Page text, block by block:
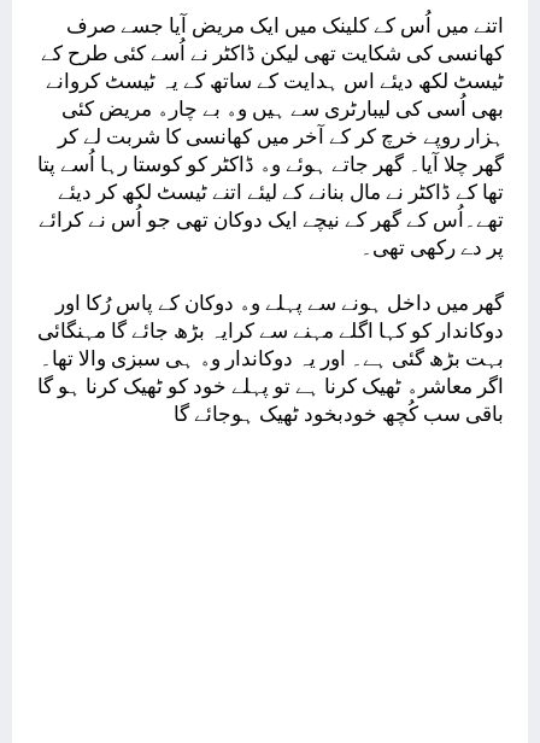
ﺍﺗﻨﮯ ﻣﯿﮟ ﺍُﺱ ﮐﮯ ﮐﻠﯿﻨﮏ ﻣﯿﮟ ﺍﯾﮏ ﻣﺮﯾﺾ ﺁﯾﺎ ﺟﺴﮯ ﺻﺮﻑ
ﮐﮭﺎﻧﺴﯽ ﮐﯽ ﺷﮑﺎﯾﺖ ﺗﮭﯽ ﻟﯿﮑﻦ ﮈﺍﮐﭩﺮ ﻧﮯ ﺍُﺳﮯ ﮐﺌﯽ ﻃﺮﺡ ﮐﮯ
ﭨﯿﺴﭧ ﻟﮑﮫ ﺩﯾﺌﮯ ﺍﺱ ﮨﺪﺍﯾﺖ ﮐﮯ ﺳﺎﺗﮫ ﮐﮯ ﯾﮧ ﭨﯿﺴﭧ ﮐﺮﻭﺍﻧﮯ
ﺑﮭﯽ ﺍُﺳﯽ ﮐﯽ ﻟﯿﺒﺎﺭﭨﺮﯼ ﺳﮯ ﮨﯿﮟ ﻭﮦ ﺑﮯ ﭼﺎﺭﮦ ﻣﺮﯾﺾ ﮐﺌﯽ
ﮨﺰﺍﺭ ﺭﻭﭘﮯ ﺧﺮﭺ ﮐﺮ ﮐﮯ ﺁﺧﺮ ﻣﯿﮟ ﮐﮭﺎﻧﺴﯽ ﮐﺎ ﺷﺮﺑﺖ ﻟﮯ ﮐﺮ
ﮔﮭﺮ ﭼﻼ ﺁﯾﺎ۔ ﮔﮭﺮ ﺟﺎﺗﮯ ﮨﻮﺋﮯ ﻭﮦ ﮈﺍﮐﭩﺮ ﮐﻮ ﮐﻮﺳﺘﺎ ﺭﮨﺎ ﺍُﺳﮯ ﭘﺘﺎ
ﺗﮭﺎ ﮐﮯ ﮈﺍﮐﭩﺮ ﻧﮯ ﻣﺎﻝ ﺑﻨﺎﻧﮯ ﮐﮯ ﻟﯿﺌﮯ ﺍﺗﻨﮯ ﭨﯿﺴﭧ ﻟﮑﮫ ﮐﺮ ﺩﯾﺌﮯ
ﺗﮭﮯ۔ﺍُﺱ ﮐﮯ ﮔﮭﺮ ﮐﮯ ﻧﯿﭽﮯ ﺍﯾﮏ ﺩﻭﮐﺎﻥ ﺗﮭﯽ ﺟﻮ ﺍُﺱ ﻧﮯ ﮐﺮﺍﺋﮯ
ﭘﺮ ﺩﮮ ﺭﮐﮭﯽ ﺗﮭﯽ۔
ﮔﮭﺮ ﻣﯿﮟ ﺩﺍﺧﻞ ﮨﻮﻧﮯ ﺳﮯ ﭘﮩﻠﮯ ﻭﮦ ﺩﻭﮐﺎﻥ ﮐﮯ ﭘﺎﺱ ﺭُﮐﺎ ﺍﻭﺭ
ﺩﻭﮐﺎﻧﺪﺍﺭ ﮐﻮ ﮐﮩﺎ ﺍﮔﻠﮯ ﻣﮩﻨﮯ ﺳﮯ ﮐﺮﺍﯾﮧ ﺑﮍﮪ ﺟﺎﺋﮯ ﮔﺎ ﻣﮩﻨﮕﺎﺋﯽ
ﺑﮩﺖ ﺑﮍﮪ ﮔﺌﯽ ﮨﮯ۔ ﺍﻭﺭ ﯾﮧ ﺩﻭﮐﺎﻧﺪﺍﺭ ﻭﮦ ﮨﯽ ﺳﺒﺰﯼ ﻭﺍﻻ ﺗﮭﺎ۔
ﺍﮔﺮ ﻣﻌﺎﺷﺮﮦ ﭨﮭﯿﮏ ﮐﺮﻧﺎ ﮨﮯ ﺗﻮ ﭘﮩﻠﮯ ﺧﻮﺩ ﮐﻮ ﭨﮭﯿﮏ ﮐﺮﻧﺎ ﮨﻮ ﮔﺎ
ﺑﺎﻗﯽ ﺳﺐ ﮐُﭽﮫ ﺧﻮﺩﺑﺨﻮﺩ ﭨﮭﯿﮏ ﮨﻮﺟﺎﺋﮯ ﮔﺎ